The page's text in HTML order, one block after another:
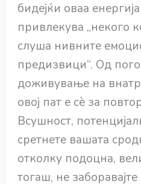
бидејќи оваа
привлекува „некого
слуша нивните
предизвици“. Од
доживување на
овој пат е сè за
Всушност,
сретнете вашата
отколку подоцна,
тогаш, не